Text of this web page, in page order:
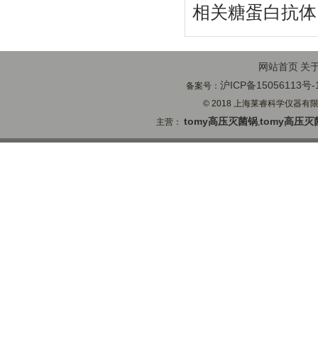
相关糖蛋白抗
网站首页 关
备案号：沪ICP备15056113号-
© 2018 上海莱睿科学仪器有
主营：tomy高压灭菌锅,tomy高压灭